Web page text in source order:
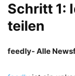
Schritt 1:
teilen
feedly- Alle